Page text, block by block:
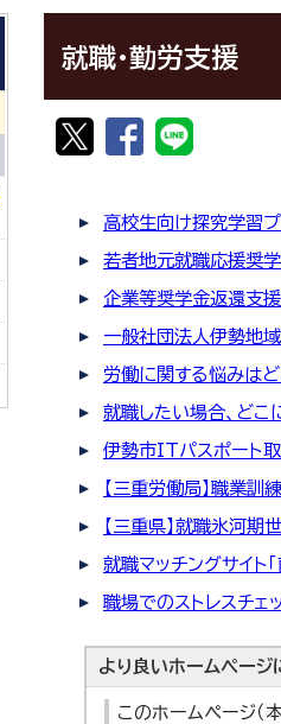
就職・勤労支援
高校生向け探究学習
若者地元就職応援奨
企業等奨学金返還支
一般社団法人伊勢地
労働に関する悩みは
就職したい場合、どこ
伊勢市ITパスポート
【三重労働局】職業訓
【三重県】就職氷河
就職マッチングサイト
職場でのストレスチェ
より良いホームページ
このホームページ（